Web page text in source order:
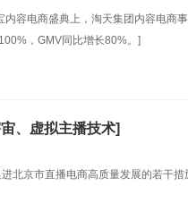
容电商盛典上，淘天集团内容电
，GMV同比增长80%。]
、虚拟主播技术]
北京市直播电商高质量发展的若干